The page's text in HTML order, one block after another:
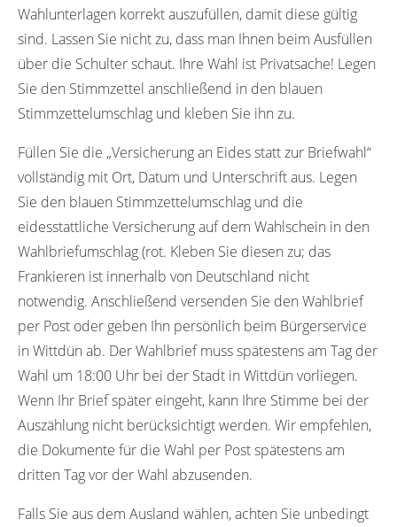
Wahlunterlagen korrekt auszufüllen, damit diese gültig
sind. Lassen Sie nicht zu, dass man Ihnen beim Ausfüllen
über die Schulter schaut. Ihre Wahl ist Privatsache! Legen
Sie den Stimmzettel anschließend in den blauen
Stimmzettelumschlag und kleben Sie ihn zu.
Füllen Sie die „Versicherung an Eides statt zur Briefwahl“
vollständig mit Ort, Datum und Unterschrift aus. Legen
Sie den blauen Stimmzettelumschlag und die
eidesstattliche Versicherung auf dem Wahlschein in den
Wahlbriefumschlag (rot. Kleben Sie diesen zu; das
Frankieren ist innerhalb von Deutschland nicht
notwendig. Anschließend versenden Sie den Wahlbrief
per Post oder geben Ihn persönlich beim Bürgerservice
in Wittdün ab. Der Wahlbrief muss spätestens am Tag der
Wahl um 18:00 Uhr bei der Stadt in Wittdün vorliegen.
Wenn Ihr Brief später eingeht, kann Ihre Stimme bei der
Auszählung nicht berücksichtigt werden. Wir empfehlen,
die Dokumente für die Wahl per Post spätestens am
dritten Tag vor der Wahl abzusenden.
Falls Sie aus dem Ausland wählen, achten Sie unbedingt